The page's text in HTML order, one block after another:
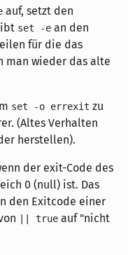
auf, setzt den
set -e an den
für die das
man wieder das alte
set -o errexit zu
(Altes Verhalten
herstellen).
der exit-Code des
0 (null) ist. Das
den Exitcode einer
|| true auf "nicht